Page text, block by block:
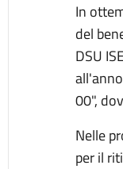
In
del
DSU
00",
Nelle
per il